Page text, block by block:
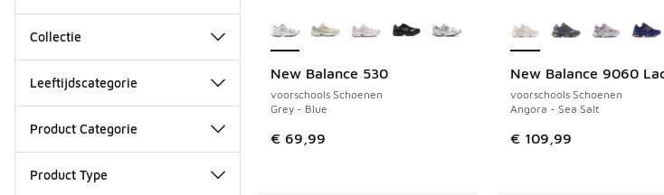
Collectie
Leeftijdscategorie
Product Categorie
Product Type
New Balance 530
voorschools Schoenen
Grey - Blue
€ 69,99
New Balance 9060
voorschools Schoenen
Angora - Sea Salt
€ 109,99